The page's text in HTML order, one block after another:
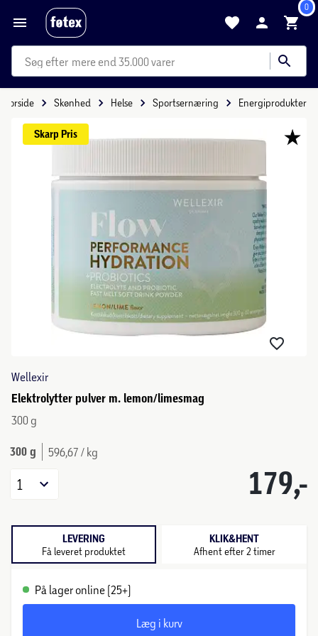
0
mere end 35.000 varer
Forside Skønhed Helse Sportsernæring Energiprodukter
Skarp Pris
Wellexir
Elektrolytter pulver m. lemon/limesmag
300 g
300 g 596,67 / kg
179,-
1
LEVERING
Få leveret produktet
KLIK&HENT
Afhent efter 2 timer
På lager online (25+)
Læg i kurv